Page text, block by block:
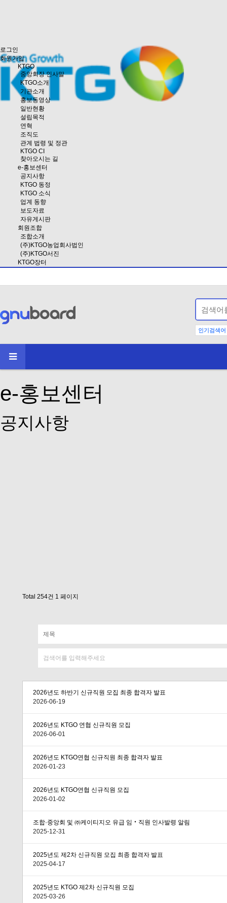
로그인
회원가입
KTGO
중앙회장 인사말
KTGO소개
기관소개
홍보동영상
일반현황
설립목적
연혁
조직도
관계 법령 및 정관
KTGO CI
찾아오시는 길
e-홍보센터
공지사항
KTGO 동정
KTGO 소식
업계 동향
보도자료
자유게시판
회원조합
조합소개
(주)KTGO농업회사법인
(주)KTGO서진
KTGO장터
인기검색어
e-홍보센터
공지사항
Total 254건 1 페이지
2026년도 하반기 신규직원 모집 최종 합격자 발표
2026-06-19
2026년도 KTGO 연협 신규직원 모집
2026-06-01
2026년도 KTGO연협 신규직원 최종 합격자 발표
2026-01-23
2026년도 KTGO연협 신규직원 모집
2026-01-02
조합·중앙회 및 ㈜케이티지오 유급 임‧직원 인사발령 알림
2025-12-31
2025년도 제2차 신규직원 모집 최종 합격자 발표
2025-04-17
2025년도 KTGO 제2차 신규직원 모집
2025-03-26